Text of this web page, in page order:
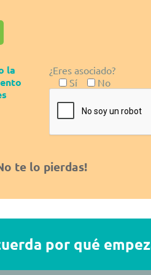
la
¿Eres asociado?
Sí
No
te lo pierdas!
por qué